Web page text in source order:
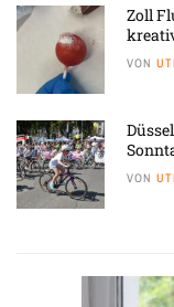
Zoll
VON
VON